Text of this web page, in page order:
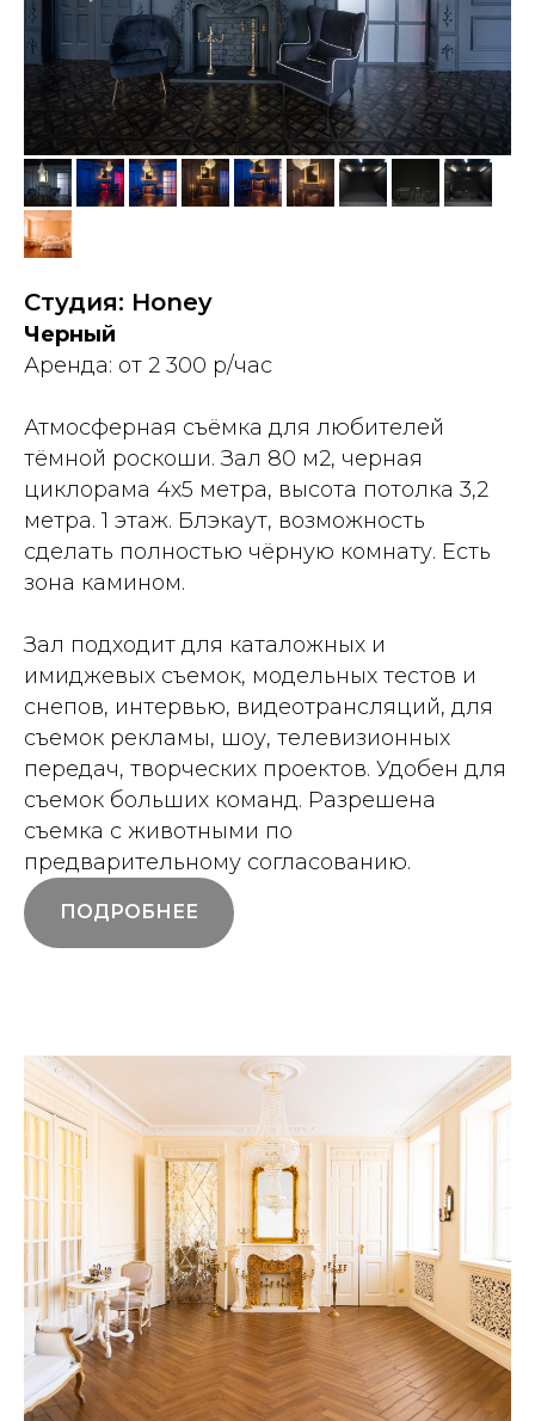
Студия: Honey
Черный
Аренда: от 2 300 р/час
Атмосферная съёмка для любителей
тёмной роскоши. Зал 80 м2, черная
циклорама 4х5 метра, высота потолка 3,2
метра. 1 этаж. Блэкаут, возможность
сделать полностью чёрную комнату. Есть
зона камином.
Зал подходит для каталожных и
имиджевых съемок, модельных тестов и
снепов, интервью, видеотрансляций, для
съемок рекламы, шоу, телевизионных
передач, творческих проектов. Удобен для
съемок больших команд. Разрешена
съемка с животными по
предварительному согласованию.
ПОДРОБНЕЕ